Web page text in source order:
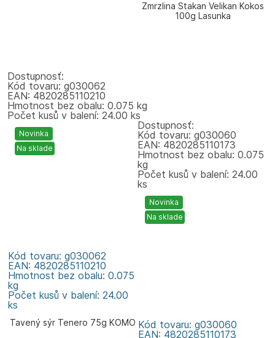
Zmrzlina Stakan Velikan Kokos
100g Lasunka
Dostupnosť:
Kód tovaru: g030062
EAN: 4820285110210
Hmotnost bez obalu: 0.075 kg
Počet kusů v balení: 24.00 ks
Novinka
Na sklade
Kód tovaru: g030062
EAN: 4820285110210
Hmotnost bez obalu: 0.075
kg
Počet kusů v balení: 24.00
ks
Tavený sýr Tenero 75g KOMO
Dostupnosť:
Kód tovaru: g030060
EAN: 4820285110173
Hmotnost bez obalu: 0.075
kg
Počet kusů v balení: 24.00
ks
Novinka
Na sklade
Kód tovaru: g030060
EAN: 4820285110173